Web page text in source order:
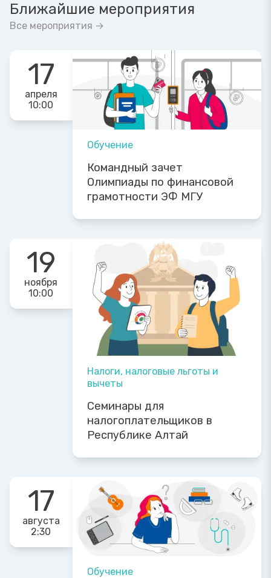
Ближайшие мероприятия
Все мероприятия →
17
апреля
10:00
Обучение
Командный зачет
Олимпиады по финансовой
грамотности ЭФ МГУ
19
ноября
10:00
Налоги, налоговые льготы и
вычеты
Семинары для
налогоплательщиков в
Республике Алтай
17
августа
2:30
Обучение